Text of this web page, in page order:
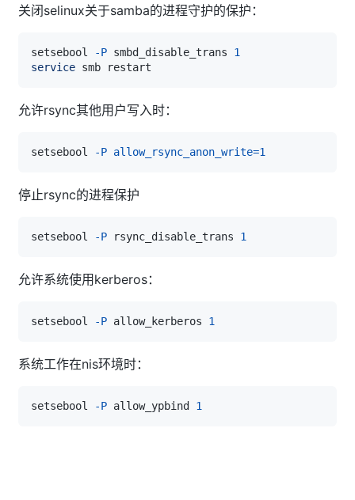
关闭selinux关于samba的进程守护的保护：
setsebool -P smbd_disable_trans 1
service
允许rsync其他用户写入时：
setsebool -P allow_rsync_anon_write=1
停止rsync的进程保护
setsebool -P rsync_disable_trans 1
允许系统使用kerberos：
setsebool -P allow_kerberos 1
系统工作在nis环境时：
setsebool -P allow_ypbind 1